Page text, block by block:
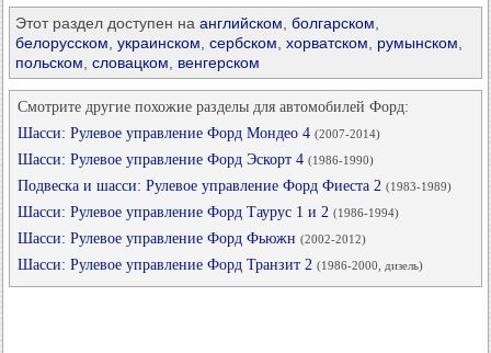
Этот раздел доступен на английском болгарском
белорусском украинском сербском хорватском румынском
польском словацком венгерском
Смотрите другие похожие разделы для автомобилей Форд:
Шасси: Рулевое управление Форд Мондео 4 (2007-2014)
Шасси: Рулевое управление Форд Эскорт 4 (1986-1990)
Подвеска и шасси: Рулевое управление Форд Фиеста 2 (1983-1989)
Шасси: Рулевое управление Форд Таурус 1 и 2 (1986-1994)
Шасси: Рулевое управление Форд Фьюжн (2002-2012)
Шасси: Рулевое управление Форд Транзит 2 (1986-2000, дизель)